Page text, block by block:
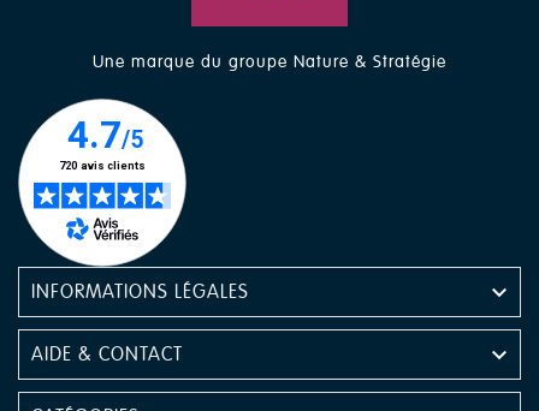
Une marque du groupe Nature & Stratégie
INFORMATIONS LÉGALES 
AIDE & CONTACT 